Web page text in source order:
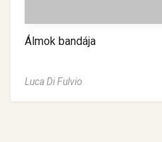
Álmok bandája
Luca Di Fulvio